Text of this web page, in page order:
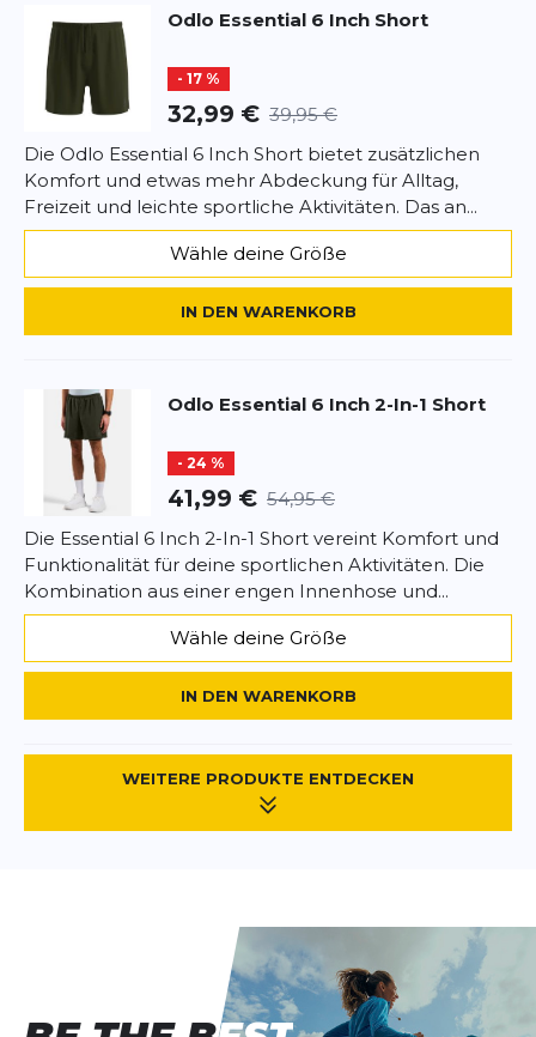
Odlo Essential 6 Inch Short
- 17 %
32,99 € 39,95 €
Die Odlo Essential 6 Inch Short bietet zusätzlichen
Komfort und etwas mehr Abdeckung für Alltag,
Freizeit und leichte sportliche Aktivitäten. Das an...
Wähle deine Größe
IN DEN WARENKORB
Odlo Essential 6 Inch 2-In-1 Short
- 24 %
41,99 € 54,95 €
Die Essential 6 Inch 2-In-1 Short vereint Komfort und
Funktionalität für deine sportlichen Aktivitäten. Die
Kombination aus einer engen Innenhose und...
Wähle deine Größe
IN DEN WARENKORB
WEITERE PRODUKTE ENTDECKEN